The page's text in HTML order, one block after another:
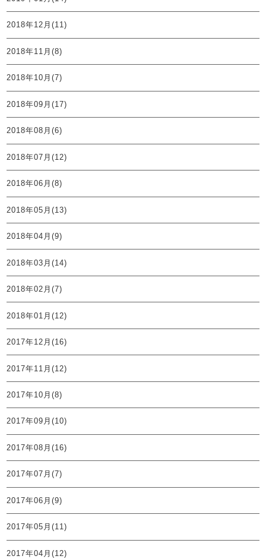
2018年12月(11)
2018年11月(8)
2018年10月(7)
2018年09月(17)
2018年08月(6)
2018年07月(12)
2018年06月(8)
2018年05月(13)
2018年04月(9)
2018年03月(14)
2018年02月(7)
2018年01月(12)
2017年12月(16)
2017年11月(12)
2017年10月(8)
2017年09月(10)
2017年08月(16)
2017年07月(7)
2017年06月(9)
2017年05月(11)
2017年04月(12)